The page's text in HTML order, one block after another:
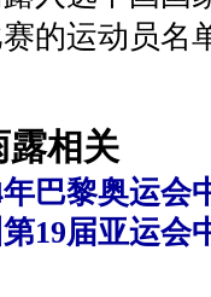
的运动员名
相关
年巴黎奥运会
19届亚运会